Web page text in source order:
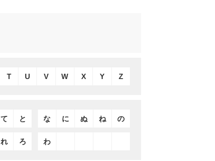
T U V W X Y Z
て と な に ぬ ね の
れ ろ わ